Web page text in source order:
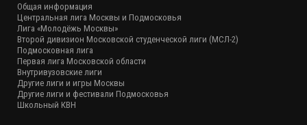
Общая информация
Центральная лига Москвы и Подмосковья
Лига «Молодёжь Москвы»
Второй дивизион Московской студенческой лиги (МСЛ-2)
Подмосковная лига
Первая лига Московской области
Внутривузовские лиги
Другие лиги и игры Москвы
Другие лиги и фестивали Подмосковья
Школьный КВН